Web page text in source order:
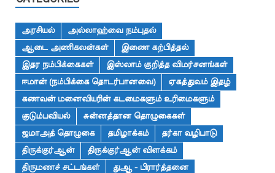
அரசியல்
அல்லாஹ்வை நம்புதல்
ஆடை அணிகலன்கள்
இணை கற்பித்தல்
இதர நம்பிக்கைகள்
இஸ்லாம் குறித்த விமர்சனங்கள்
ஈமான் (நம்பிக்கை தொடர்பானவை)
ஏகத்துவம் இதழ்
கணவன் மனைவியரின் கடமைகளும் உரிமைகளும்
குடும்பவியல்
சுன்னத்தான தொழுகைகள்
ஜமாஅத் தொழுகை
தமிழாக்கம்
தர்கா வழிபாடு
திருக்குர்ஆன்
திருக்குர்ஆன் விளக்கம்
திருமணச் சட்டங்கள்
துஆ - பிரார்த்தனை